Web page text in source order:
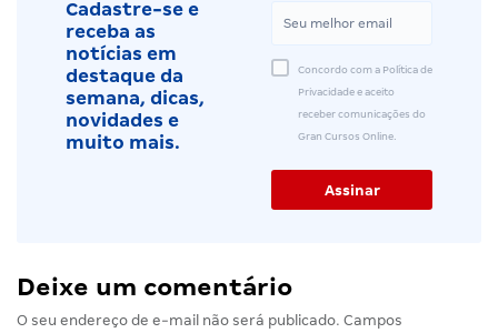
Cadastre-se e
receba as
notícias em
destaque da
semana, dicas,
novidades e
muito mais.
Concordo com a Política de
Privacidade e aceito
receber comunicações do
Gran Cursos Online.
Deixe um comentário
O seu endereço de e-mail não será publicado. Campos